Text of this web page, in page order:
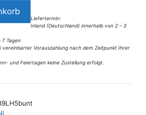
Liefertermin:
Inland (Deutschland) innerhalb von 2 – 3
7 Tagen
vereinbarter Vorauszahlung nach dem Zeitpunkt Ihrer
und Feiertagen keine Zustellung erfolgt.